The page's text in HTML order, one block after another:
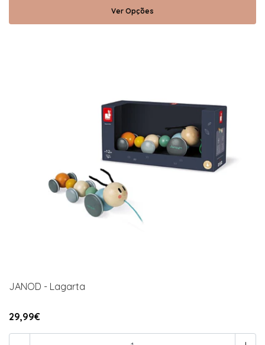
Ver Opções
JANOD - Lagarta
29,99€